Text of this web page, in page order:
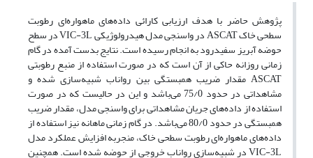
پژوهش حاضر با هدف ارزیابی کارائی داده‌های ماهواره‌ای رطوبت
سطحی خاک ASCAT در واسنجی مدل هیدرولوژیکی VIC-3L در سطح
حوضه آبریز سفیدرود به انجام رسیده است. نتایج بدست آمده در گام
زمانی روزانه حاکی از آن است که در صورت استفاده از منبع رطوبتی
ASCAT مقدار ضریب همبستگی بین رواناب شبیه‌سازی شده و
مشاهداتی در حدود 75/0 می‌باشد و این در حالیست که در صورت
استفاده از داده‌های جریان مشاهداتی برای واسنجی مدل، مقدار ضریب
همبستگی در حدود 80/0 می‌باشد. در گام زمانی ماهانه نیز استفاده از
داده‌های ماهواره‌ای رطوبت سطحی خاک، منجربه افزایش عملکرد مدل
VIC-3L در شبیه‌سازی رواناب خروجی از حوضه شده است. همچنین